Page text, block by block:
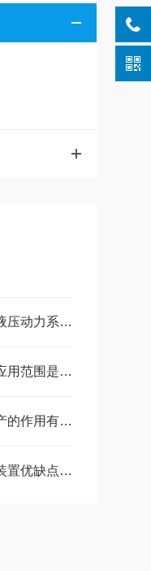
煤矿自动无压风门液压动力系统的压力调节与维护
矿用防火栅栏门的应用范围是哪些
液压自动风门在矿产的作用有多大？这篇文章将详细解析
矿用风门气动闭锁装置优缺点介绍